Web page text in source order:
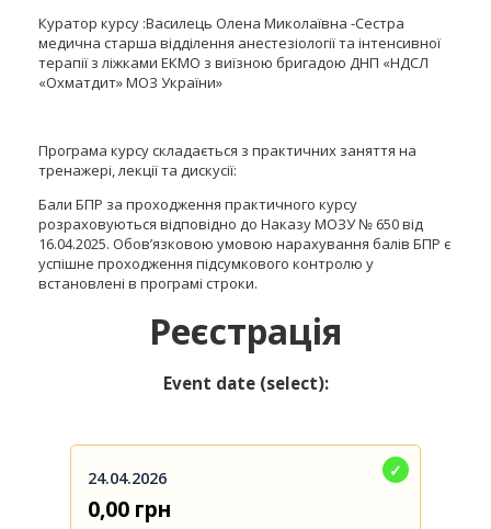
Куратор курсу :Василець Олена Миколаївна -Сестра
медична старша відділення анестезіології та інтенсивної
терапії з ліжками ЕКМО з виїзною бригадою ДНП «НДСЛ
«Охматдит» МОЗ України»
Програма курсу складається з практичних заняття на
тренажері, лекції та дискусії:
Бали БПР за проходження практичного курсу
розраховуються відповідно до Наказу МОЗУ № 650 від
16.04.2025. Обов’язковою умовою нарахування балів БПР є
успішне проходження підсумкового контролю у
встановлені в програмі строки.
Реєстрація
Event date (select):
24.04.2026
0,00 грн